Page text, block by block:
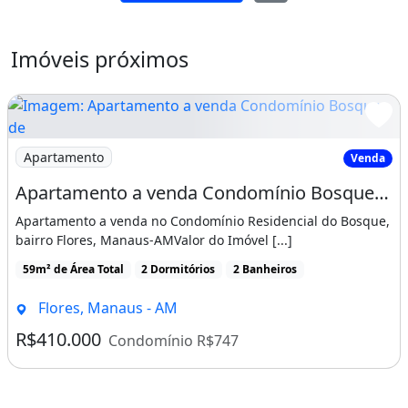
- Suíte: guarda-roupas, cama de casal e
condicionador de ar;
- Quarto: guarda-roupas, cama de solteiro.
Condomínio com área de lazer completa!
- Piscina adulto e infantil, churrasqueiras,
salão de festas, salão de jogos, academia,
churrasqueiras, playground, quadra de areia,
quadra poliesportivas.
(*) Valores e disponibilidade sujeitos a
alterações, consulte nossos corretores.
Imóveis próximos
Imagem: Apartamento a venda Condomínio Bosque de
Apartamento Venda
Apartamento a venda Condomínio Bosque de Flores, bairro Flores, Manaus-AM
Apartamento a venda no Condomínio Residencial do Bosque,
bairro Flores, Manaus-AMValor do Imóvel [...]
59m² de Área Total 2 Dormitórios 2 Banheiros
Flores, Manaus - AM
R$410.000 Condomínio R$747